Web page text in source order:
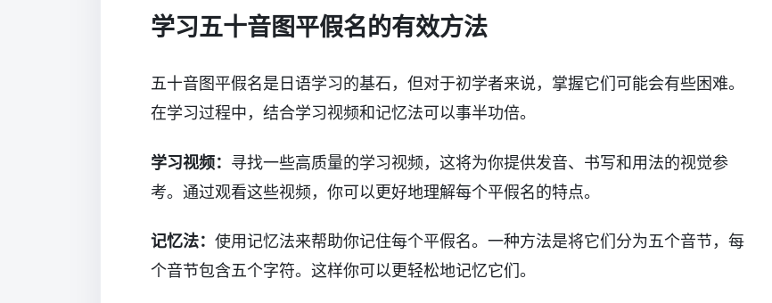
学习五十音图平假名的有效方法
五十音图平假名是日语学习的基石，但对于初学者来说，掌握它们可能会有些困难。
在学习过程中，结合学习视频和记忆法可以事半功倍。
学习视频： 寻找一些高质量的学习视频，这将为你提供发音、书写和用法的视觉参
考。通过观看这些视频，你可以更好地理解每个平假名的特点。
记忆法： 使用记忆法来帮助你记住每个平假名。一种方法是将它们分为五个音节，每
个音节包含五个字符。这样你可以更轻松地记忆它们。